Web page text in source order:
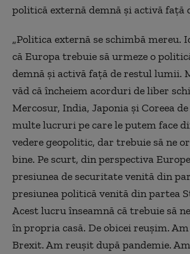
politică externă demnă şi activă faţă
„Politica externă se schimbă mereu.
că Europa trebuie să urmeze o
demnă şi activă faţă de restul lumii.
văd că încheiem acorduri de liber
Mercosur, India, Japonia şi Coreea
multe lucruri pe care le putem face
vedere geopolitic, dar trebuie să ne
bine. Pe scurt, din perspectiva
presiunea de securitate venită din
presiunea politică venită din partea
Acest lucru înseamnă că trebuie să
în propria casă. De obicei reuşim.
Brexit. Am reuşit după pandemie.